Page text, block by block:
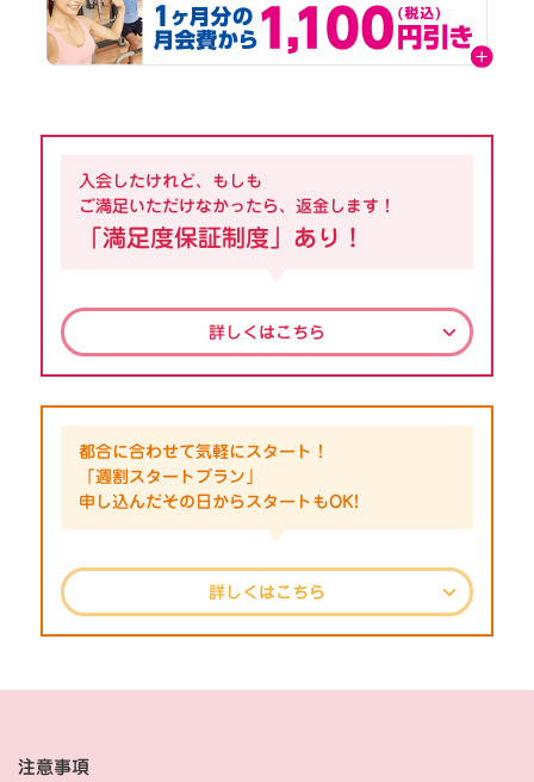
入会したけれど、もしも
ご満足いただけなかったら、返金します！
「満足度保証制度」あり！
詳しくはこちら
都合に合わせて気軽にスタート！
「週割スタートプラン」
申し込んだその日からスタートもOK!
詳しくはこちら
注意事項